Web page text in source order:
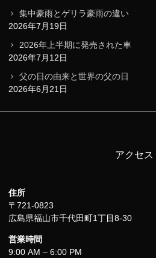
集中豪雨とゲリラ豪雨の違い
2026年7月19日
2026年上半期に発売された車
2026年7月12日
父の日の由来と世界の父の日
2026年6月21日
アクセス
住所
〒721-0823
広島県福山市千代田町1丁目8-30
営業時間
9:00 AM – 6:00 PM